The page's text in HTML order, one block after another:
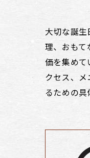
大切な誕
理、おもて
価を集めて
クセス、
るための具